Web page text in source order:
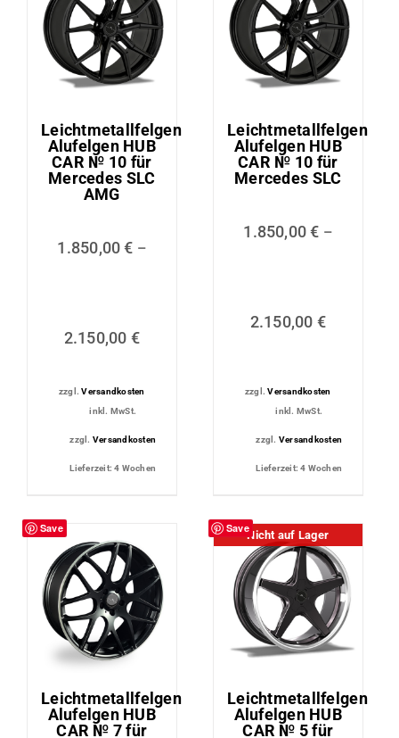
Leichtmetallfelgen
Alufelgen HUB
CAR № 10 für
Mercedes SLC
AMG
1.850,00€ –
2.150,00 €
zzgl.Versandkosten
inkl. MwSt.
zzgl. Versandkosten
Lieferzeit:4 Wochen
Leichtmetallfelgen
Alufelgen HUB
CAR № 10 für
Mercedes SLC
1.850,00€ –
2.150,00 €
zzgl.Versandkosten
inkl. MwSt.
zzgl. Versandkosten
Lieferzeit:4 Wochen
Save
Leichtmetallfelgen
Alufelgen HUB
CAR № 7 für
Save
Nicht auf Lager
Leichtmetallfelgen
Alufelgen HUB
CAR № 5 für